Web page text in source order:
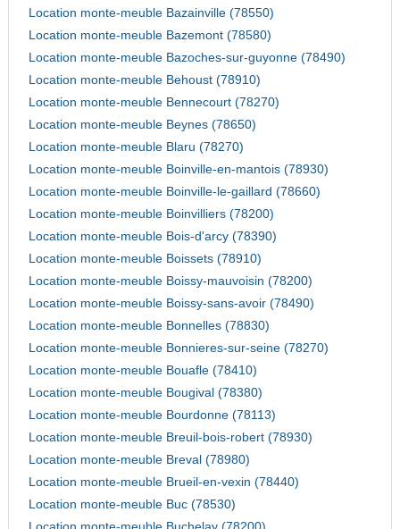
Location monte-meuble Bazainville (78550)
Location monte-meuble Bazemont (78580)
Location monte-meuble Bazoches-sur-guyonne (78490)
Location monte-meuble Behoust (78910)
Location monte-meuble Bennecourt (78270)
Location monte-meuble Beynes (78650)
Location monte-meuble Blaru (78270)
Location monte-meuble Boinville-en-mantois (78930)
Location monte-meuble Boinville-le-gaillard (78660)
Location monte-meuble Boinvilliers (78200)
Location monte-meuble Bois-d'arcy (78390)
Location monte-meuble Boissets (78910)
Location monte-meuble Boissy-mauvoisin (78200)
Location monte-meuble Boissy-sans-avoir (78490)
Location monte-meuble Bonnelles (78830)
Location monte-meuble Bonnieres-sur-seine (78270)
Location monte-meuble Bouafle (78410)
Location monte-meuble Bougival (78380)
Location monte-meuble Bourdonne (78113)
Location monte-meuble Breuil-bois-robert (78930)
Location monte-meuble Breval (78980)
Location monte-meuble Brueil-en-vexin (78440)
Location monte-meuble Buc (78530)